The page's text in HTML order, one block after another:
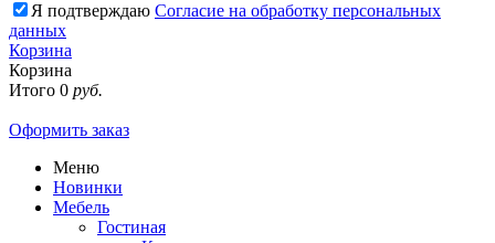
Я подтверждаю Согласие на обработку персональных
данных
Корзина
Корзина
Итого 0 руб.
Оформить заказ
Меню
Новинки
Мебель
Гостиная